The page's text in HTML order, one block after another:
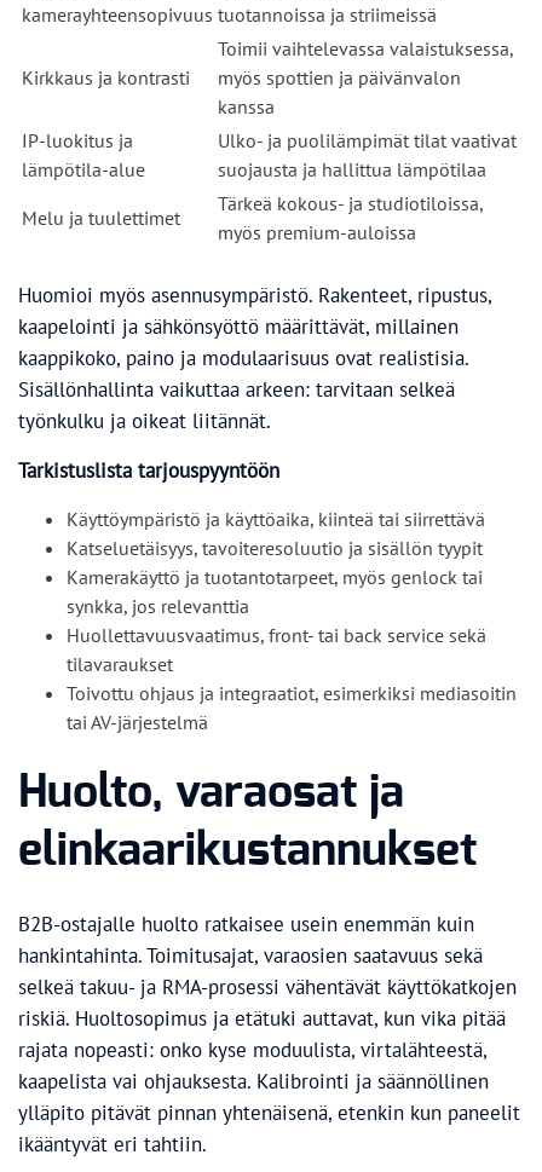
kamerayhteensopivuus tuotannoissa ja striimeissä
Kirkkaus ja kontrasti
Toimii vaihtelevassa valaistuksessa,
myös spottien ja päivänvalon
kanssa
IP-luokitus ja
lämpötila-alue
Ulko- ja puolilämpimät tilat vaativat
suojausta ja hallittua lämpötilaa
Melu ja tuulettimet
Tärkeä kokous- ja studiotiloissa,
myös premium-auloissa
Huomioi myös asennusympäristö. Rakenteet, ripustus,
kaapelointi ja sähkönsyöttö määrittävät, millainen
kaappikoko, paino ja modulaarisuus ovat realistisia.
Sisällönhallinta vaikuttaa arkeen: tarvitaan selkeä
työnkulku ja oikeat liitännät.
Tarkistuslista tarjouspyyntöön
Käyttöympäristö ja käyttöaika, kiinteä tai siirrettävä
Katseluetäisyys, tavoiteresoluutio ja sisällön tyypit
Kamerakäyttö ja tuotantotarpeet, myös genlock tai
synkka, jos relevanttia
Huollettavuusvaatimus, front- tai back service sekä
tilavaraukset
Toivottu ohjaus ja integraatiot, esimerkiksi mediasoitin
tai AV-järjestelmä
Huolto, varaosat ja
elinkaarikustannukset
B2B-ostajalle huolto ratkaisee usein enemmän kuin
hankintahinta. Toimitusajat, varaosien saatavuus sekä
selkeä takuu- ja RMA-prosessi vähentävät käyttökatkojen
riskiä. Huoltosopimus ja etätuki auttavat, kun vika pitää
rajata nopeasti: onko kyse moduulista, virtalähteestä,
kaapelista vai ohjauksesta. Kalibrointi ja säännöllinen
ylläpito pitävät pinnan yhtenäisenä, etenkin kun paneelit
ikääntyvät eri tahtiin.